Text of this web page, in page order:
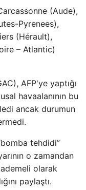
(Aude),
Pyrenees),
(Hérault),
– Atlantic)
AFP'ye yaptığı
havaalanının bu
ancak durumun
tehdidi”
o zamandan
olarak
paylaştı.